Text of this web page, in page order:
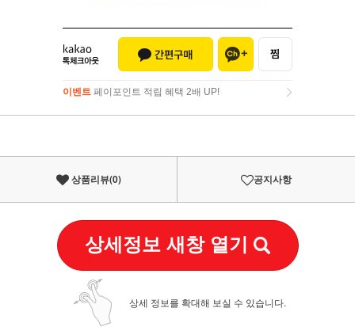
이벤트 페이포인트 적립 혜택 2배 UP!
이벤트페이포인트 적립 혜택 2배 UP!
상품리뷰(0) 공지사항
상세정보 새창 열기
상세 정보를 확대해 보실 수 있습니다.